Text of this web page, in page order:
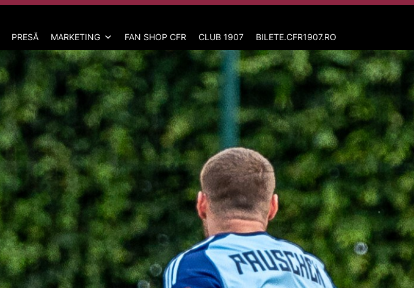
PRESĂ MARKETING FAN SHOP CFR CLUB 1907 BILETE.CFR1907.RO